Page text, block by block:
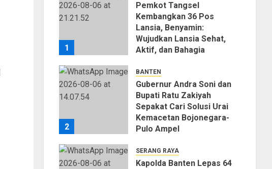
1
Pemkot Tangsel
Kembangkan 36 Pos
Lansia, Benyamin:
Wujudkan Lansia Sehat,
Aktif, dan Bahagia
2
BANTEN
Gubernur Andra Soni dan
Bupati Ratu Zakiyah
Sepakat Cari Solusi Urai
Kemacetan Bojonegara-
Pulo Ampel
SERANG RAYA
Kapolda Banten Lepas 64